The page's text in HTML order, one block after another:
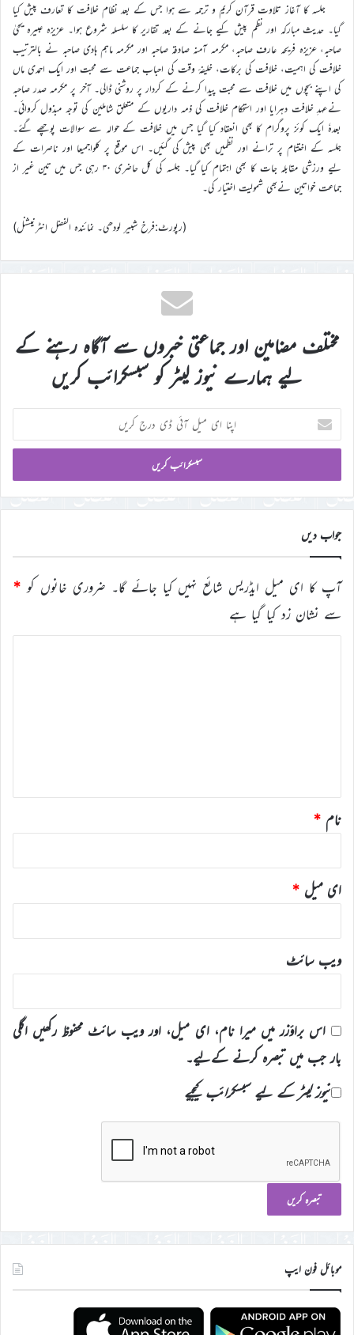
جلسہ کا آغاز تلاوت قرآن کریم و ترجمہ سے ہوا جس کے بعد نظام خلافت کا تعارف پیش کیا
گیا۔ حدیث مبارکہ اور نظم پیش کیے جانے کے بعد تقاریر کا سلسلہ شروع ہوا۔ عزیزہ عبیرہ یحیٰ
صاحبہ، عزیزہ فریحہ عارف صاحبہ، مکرمہ آمنہ صادقہ صاحبہ اور مکرمہ ماہم ہادی صاحبہ نے بالترتیب
خلافت کی اہمیت، خلافت کی برکات، خلیفۂ وقت کی احباب جماعت سے محبت اور ایک احمدی ماں
کی اپنے بچوں میں خلافت سے محبت پیدا کرنے کے کردار پر روشنی ڈالی۔ آخر پر مکرمہ صدر صاحبہ
نےعہدِ خلافت دہرایا اور استحکام خلافت کی ذمہ داریوں کے متعلق شاملین کی توجہ مبذول کروائی۔
بعدہٗ ایک کوئز پروگرام کا بھی انعقاد کیا گیا جس میں خلافت کے حوالہ سے سوالات پوچھے گئے۔
جلسہ کے اختتام پر ترانے اور نظمیں بھی پیش کی گئیں۔ اس موقع پر کلواجمیعا اور ناصرات کے
لیے ورزشی مقابلہ جات کا بھی اہتمام کیا گیا۔ جلسہ کی کل حاضری ۳۰ رہی جس میں تین غیر از
جماعت خواتین نےبھی شمولیت اختیار کی۔
(رپورٹ:فرخ شبیر لودھی۔ نمائندہ الفضل انٹرنیشنل)
مختلف مضامین اور جماعتی خبروں سے آگاہ رہنے کے
لیے ہمارے نیوز لیٹر کو سبسکرائب کریں
اپنا
ای
میل
ڈی
درج
کریں
جواب دیں
آپ کا ای میل ایڈریس شائع نہیں کیا جائے گا۔ ضروری خانوں کو *
سے نشان زد کیا گیا ہے
نام *
ای میل *
ویب‌ سائٹ
اس براؤزر میں میرا نام، ای میل، اور ویب سائٹ محفوظ رکھیں اگلی
بار جب میں تبصرہ کرنے کےلیے۔
نیوز لیٹر کے لیے سبسکرائب کیجیے
موبائل فون ایپ